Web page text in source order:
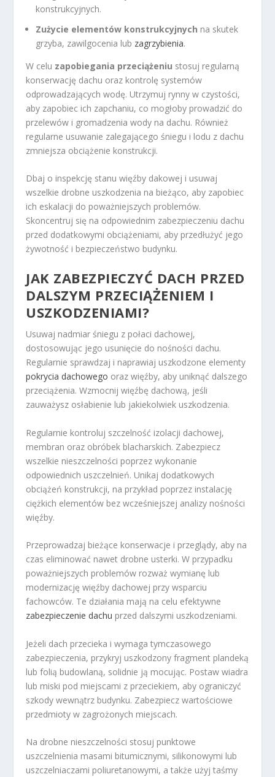
konstrukcyjnych.
Zużycie elementów konstrukcyjnych na skutek
grzyba, zawilgocenia lub zagrzybienia.
W celu zapobiegania przeciążeniu stosuj regularną
konserwację dachu oraz kontrolę systemów
odprowadzających wodę. Utrzymuj rynny w czystości,
aby zapobiec ich zapchaniu, co mogłoby prowadzić do
przelewów i gromadzenia wody na dachu. Również
regularne usuwanie zalegającego śniegu i lodu z dachu
zmniejsza obciążenie konstrukcji.
Dbaj o inspekcję stanu więźby dakowej i usuwaj
wszelkie drobne uszkodzenia na bieżąco, aby zapobiec
ich eskalacji do poważniejszych problemów.
Skoncentruj się na odpowiednim zabezpieczeniu dachu
przed dodatkowymi obciążeniami, aby przedłużyć jego
żywotność i bezpieczeństwo budynku.
JAK ZABEZPIECZYĆ DACH PRZED
DALSZYM PRZECIĄŻENIEM I
USZKODZENIAMI?
Usuwaj nadmiar śniegu z połaci dachowej,
dostosowując jego usunięcie do nośności dachu.
Regularnie sprawdzaj i naprawiaj uszkodzone elementy
pokrycia dachowego oraz więźby, aby uniknąć dalszego
przeciążenia. Wzmocnij więźbę dachową, jeśli
zauważysz osłabienie lub jakiekolwiek uszkodzenia.
Regularnie kontroluj szczelność izolacji dachowej,
membran oraz obróbek blacharskich. Zabezpiecz
wszelkie nieszczelności poprzez wykonanie
odpowiednich uszczelnień. Unikaj dodatkowych
obciążeń konstrukcji, na przykład poprzez instalację
ciężkich elementów bez wcześniejszej analizy nośności
więźby.
Przeprowadzaj bieżące konserwacje i przeglądy, aby na
czas eliminować nawet drobne usterki. W przypadku
poważniejszych problemów rozważ wymianę lub
modernizację więźby dachowej przy wsparciu
fachowców. Te działania mają na celu efektywne
zabezpieczenie dachu przed dalszymi uszkodzeniami.
Jeżeli dach przecieka i wymaga tymczasowego
zabezpieczenia, przykryj uszkodzony fragment plandeką
lub folią budowlaną, solidnie ją mocując. Postaw wiadra
lub miski pod miejscami z przeciekiem, aby ograniczyć
szkody wewnątrz budynku. Zabezpiecz wartościowe
przedmioty w zagrożonych miejscach.
Na drobne nieszczelności stosuj punktowe
uszczelnienia masami bitumicznymi, silikonowymi lub
uszczelniaczami poliuretanowymi, a także użyj taśmy